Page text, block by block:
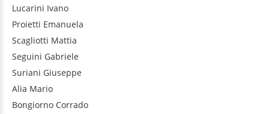
Lucarini Ivano
Proietti Emanuela
Scagliotti Mattia
Seguini Gabriele
Suriani Giuseppe
Alia Mario
Bongiorno Corrado